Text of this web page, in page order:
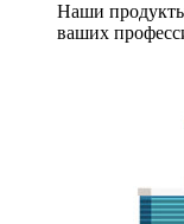
Наши
ваших